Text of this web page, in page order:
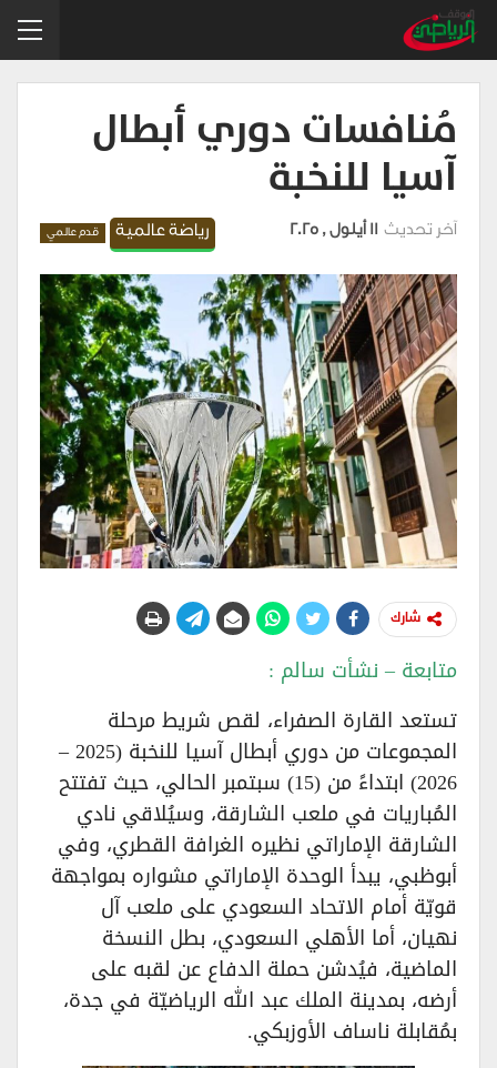
مُنافسات دوري أبطال
آسيا للنخبة
رياضة عالمية قدم عالمي آخر تحديث11 أيلول , 2025
شارك
متابعة – نشأت سالم :
تستعد القارة الصفراء، لقص شريط مرحلة
المجموعات من دوري أبطال آسيا للنخبة (2025 –
2026) ابتداءً من (15) سبتمبر الحالي، حيث تفتتح
المُباريات في ملعب الشارقة، وسيُلاقي نادي
الشارقة الإماراتي نظيره الغرافة القطري، وفي
أبوظبي، يبدأ الوحدة الإماراتي مشواره بمواجهة
قويّة أمام الاتحاد السعودي على ملعب آل
نهيان، أما الأهلي السعودي، بطل النسخة
الماضية، فيُدشن حملة الدفاع عن لقبه على
أرضه، بمدينة الملك عبد الله الرياضيّة في جدة،
بمُقابلة ناساف الأوزبكي.